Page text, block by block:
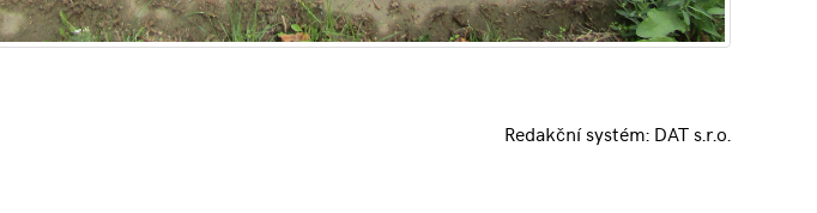
Redakční systém: DAT s.r.o.